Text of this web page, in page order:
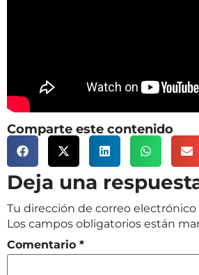
Comparte este contenido
Deja una
Tu dirección de correo electrónico
Los campos obligatorios están
Comentario *